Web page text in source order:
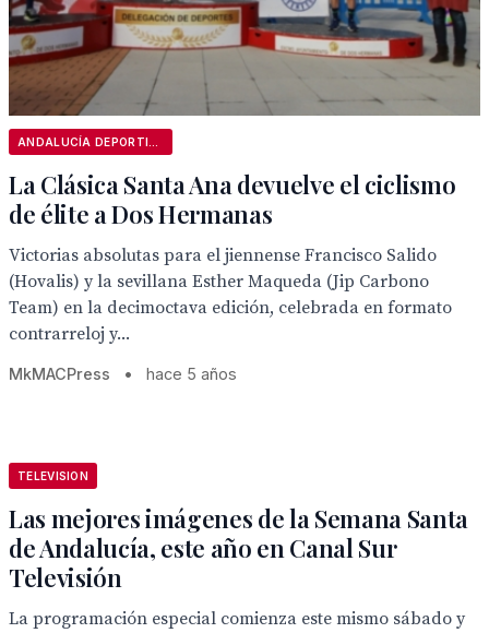
La Clásica Santa Ana devuelve el ciclismo
de élite a Dos Hermanas
Victorias absolutas para el jiennense Francisco Salido
(Hovalis) y la sevillana Esther Maqueda (Jip Carbono
Team) en la decimoctava edición, celebrada en formato
contrarreloj y...
MkMACPress • hace 5 años
TELEVISION
Las mejores imágenes de la Semana Santa
de Andalucía, este año en Canal Sur
Televisión
La programación especial comienza este mismo sábado y